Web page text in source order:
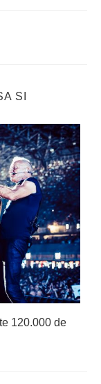
SI
120.000 de